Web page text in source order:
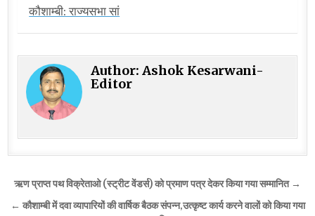
कौशाम्बी: राज्यसभा सां
Author:Ashok Kesarwani-
Editor
Post
navigation
ऋण प्राप्त पथ विक्रेताओ (स्ट्रीट वेंडर्स) को प्रमाण पत्र देकर किया गया सम्मानित →
← कौशाम्बी में दवा व्यापारियों की वार्षिक बैठक संपन्न,उत्कृष्ट कार्य करने वालों को किया गया